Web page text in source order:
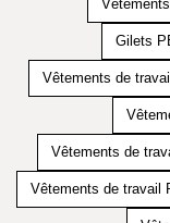
Gilets
Vêtements de
Vêtements de
Vêtements de travail